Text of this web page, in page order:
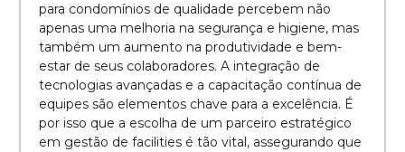
para condomínios de qualidade percebem não
apenas uma melhoria na segurança e higiene, mas
também um aumento na produtividade e bem-
estar de seus colaboradores. A integração de
tecnologias avançadas e a capacitação contínua de
equipes são elementos chave para a excelência. É
por isso que a escolha de um parceiro estratégico
em gestão de facilities é tão vital, assegurando que